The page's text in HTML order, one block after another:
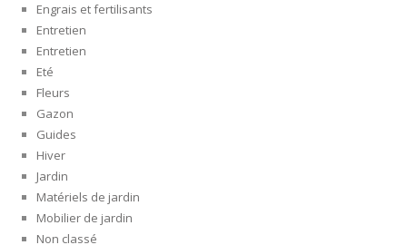
Engrais et fertilisants
Entretien
Entretien
Eté
Fleurs
Gazon
Guides
Hiver
Jardin
Matériels de jardin
Mobilier de jardin
Non classé